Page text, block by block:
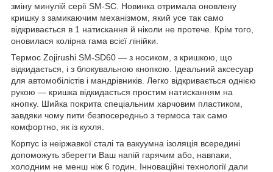
зміну минулій серії SM-SC. Новинка отримала оновлену
кришку з замикаючим механізмом, який усе так само
відкривається в 1 натискання й ніколи не протече. Крім того,
оновилася колірна гама всієї лінійки.
Термос Zojirushi SM-SD60 — з носиком, з кришкою, що
відкидається, і з блокувальною кнопкою. Ідеальний аксесуар
для автомобілістів і мандрівників. Легко відкривається однією
рукою — кришка відкидається простим натисканням на
кнопку. Шийка покрита спеціальним харчовим пластиком,
завдяки чому пити безпосередньо з термоса так само
комфортно, як із кухля.
Корпус із неіржавкої сталі та вакуумна ізоляція всередині
допоможуть зберегти Ваш напій гарячим або, навпаки,
холодним не менш ніж 6 годин. Інноваційні технології дали